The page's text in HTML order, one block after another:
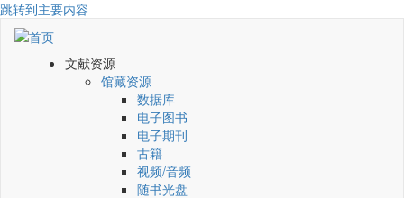
跳转到主要内容
文献资源
馆藏资源
数据库
电子图书
电子期刊
古籍
视频/音频
随书光盘